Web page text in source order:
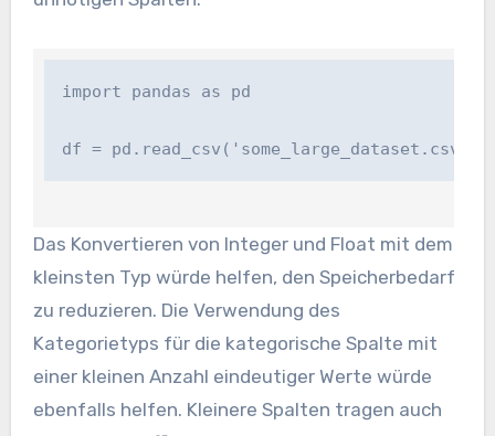
import pandas as pd
df =
Das Konvertieren von Integer und Float mit dem
kleinsten Typ würde helfen, den Speicherbedarf
zu reduzieren. Die Verwendung des
Kategorietyps für die kategorische Spalte mit
einer kleinen Anzahl eindeutiger Werte würde
ebenfalls helfen. Kleinere Spalten tragen auch